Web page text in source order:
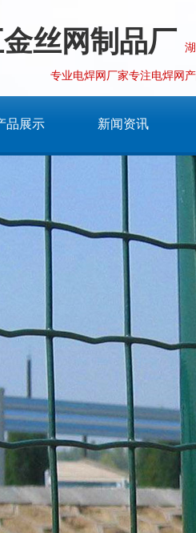
丝网制品厂
专业电焊网厂家专注电焊网
品展示 新闻资讯